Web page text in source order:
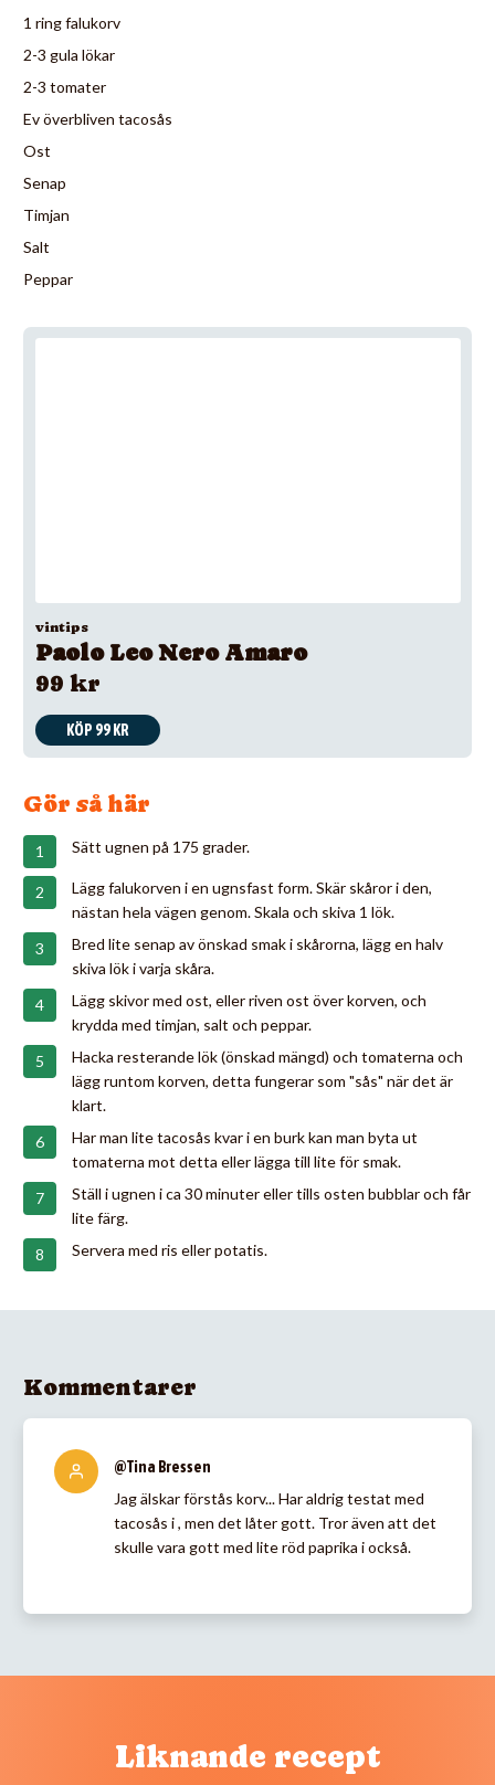
1 ring falukorv
2-3 gula lökar
2-3 tomater
Ev överbliven tacosås
Ost
Senap
Timjan
Salt
Peppar
vintips
Paolo Leo Nero Amaro
99 kr
KÖP 99 KR
Gör så här
Sätt ugnen på 175 grader.
Lägg falukorven i en ugnsfast form. Skär skåror i den,
nästan hela vägen genom. Skala och skiva 1 lök.
Bred lite senap av önskad smak i skårorna, lägg en halv
skiva lök i varja skåra.
Lägg skivor med ost, eller riven ost över korven, och
krydda med timjan, salt och peppar.
Hacka resterande lök (önskad mängd) och tomaterna och
lägg runtom korven, detta fungerar som "sås" när det är
klart.
Har man lite tacosås kvar i en burk kan man byta ut
tomaterna mot detta eller lägga till lite för smak.
Ställ i ugnen i ca 30 minuter eller tills osten bubblar och får
lite färg.
Servera med ris eller potatis.
Kommentarer
@Tina Bressen
Jag älskar förstås korv... Har aldrig testat med
tacosås i , men det låter gott. Tror även att det
skulle vara gott med lite röd paprika i också.
Liknande recept